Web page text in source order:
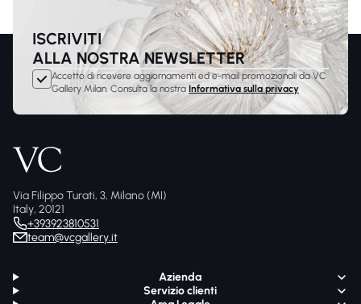
ISCRIVITI
ALLA NOSTRA NEWSLETTER
Accetto di ricevere aggiornamenti ed e-mail promozionali da VC
Gallery Milan. Consulta la nostra Informativa sulla privacy
Via Filippo Turati, 3, Milano (MI)
Italy, 20121
+393923810531
team@vcgallery.it
Azienda
Servizio clienti